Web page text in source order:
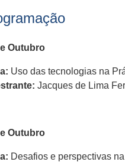
Outubro
Uso das tecnologias na
Jacques de Lima
Outubro
Desafios e perspectivas